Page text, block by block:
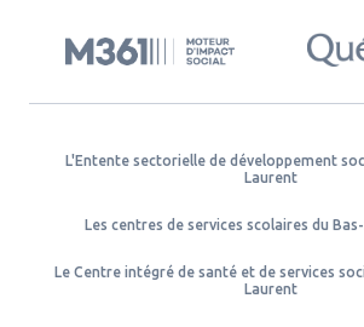
L'Entente sectorielle de développement
Laurent
Les centres de services scolaires du
Le Centre intégré de santé et de services
Laurent